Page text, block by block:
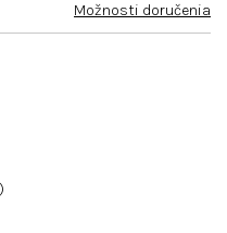
Možnosti doručenia